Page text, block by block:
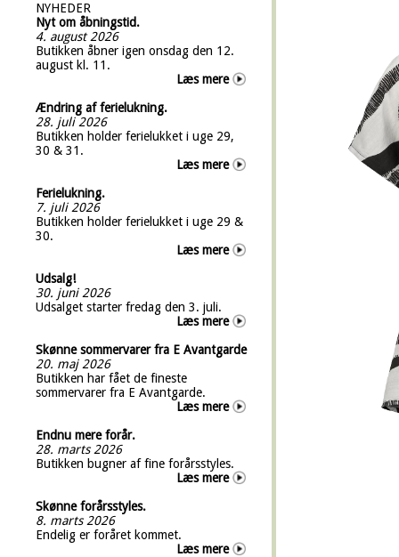
NYHEDER
Nyt om åbningstid.
4. august 2026
Butikken åbner igen onsdag den 12.
august kl. 11.
Læs mere
Ændring af ferielukning.
28. juli 2026
Butikken holder ferielukket i uge 29,
30 & 31.
Læs mere
Ferielukning.
7. juli 2026
Butikken holder ferielukket i uge 29 &
30.
Læs mere
Udsalg!
30. juni 2026
Udsalget starter fredag den 3. juli.
Læs mere
Skønne sommervarer fra E Avantgarde
20. maj 2026
Butikken har fået de fineste
sommervarer fra E Avantgarde.
Læs mere
Endnu mere forår.
28. marts 2026
Butikken bugner af fine forårsstyles.
Læs mere
Skønne forårsstyles.
8. marts 2026
Endelig er foråret kommet.
Læs mere